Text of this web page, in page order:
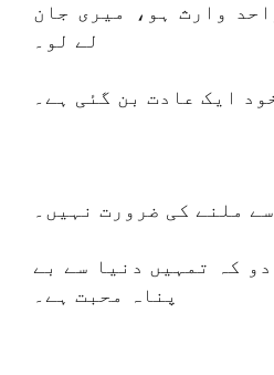
وارث ہو، میری جان
لے لو۔
ایک عادت بن گئی ہے۔
ملنے کی ضرورت نہیں۔
کہ تمہیں دنیا سے بے
پناہ محبت ہے۔